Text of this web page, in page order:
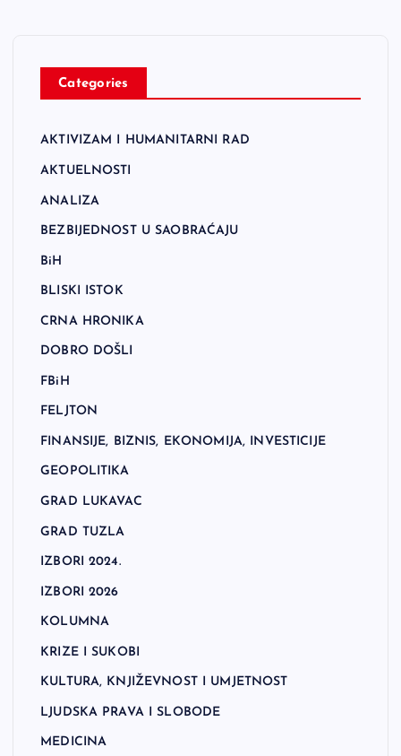
Categories
AKTIVIZAM I HUMANITARNI RAD
AKTUELNOSTI
ANALIZA
BEZBIJEDNOST U SAOBRAĆAJU
BiH
BLISKI ISTOK
CRNA HRONIKA
DOBRO DOŠLI
FBiH
FELJTON
FINANSIJE, BIZNIS, EKONOMIJA, INVESTICIJE
GEOPOLITIKA
GRAD LUKAVAC
GRAD TUZLA
IZBORI 2024.
IZBORI 2026
KOLUMNA
KRIZE I SUKOBI
KULTURA, KNJIŽEVNOST I UMJETNOST
LJUDSKA PRAVA I SLOBODE
MEDICINA